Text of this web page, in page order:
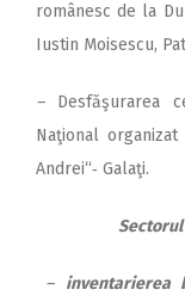
românesc de la
Iustin Moisescu,
– Desfăşurarea
Naţional
Andrei“‑ Galaţi.
– inventarierea